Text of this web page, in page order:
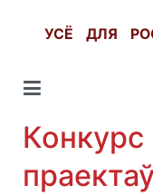
УСЁ ДЛЯ
Конкурс